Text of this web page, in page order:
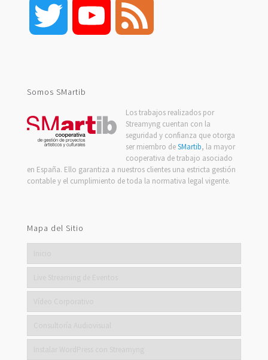
Twitter YouTube
Somos SMartib
Los trabajos realizados por
Streamyng cuentan con la
seguridad y confianza que otorga
ser miembro deSMartib, la mayor
cooperativa de trabajo asociado
en España. Ello garantiza a nuestros clientes una estricta gestión
contable y el cumplimiento de toda la normativa legal vigente.
Mapa del Sitio